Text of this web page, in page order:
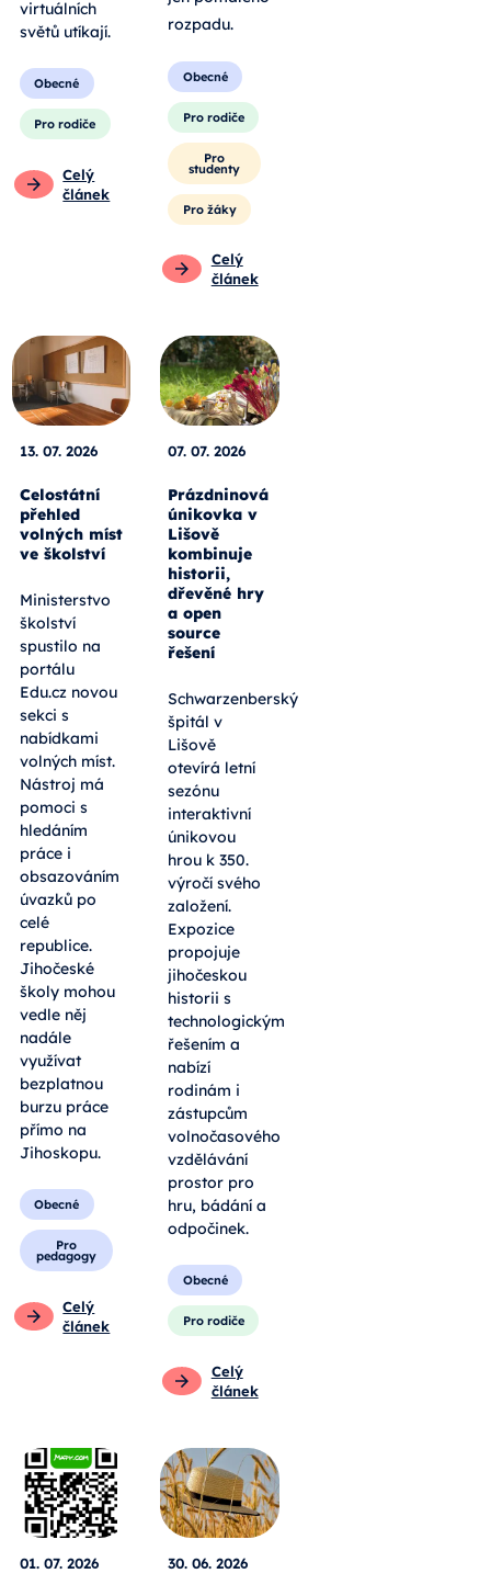
virtuálních
světů utíkají.
Obecné
Pro rodiče
Celý
článek
rozpadu.
Obecné
Pro rodiče
Pro
studenty
Pro žáky
Celý
článek
13. 07. 2026
Celostátní
přehled
volných míst
ve školství
Ministerstvo
školství
spustilo na
portálu
Edu.cz novou
sekci s
nabídkami
volných míst.
Nástroj má
pomoci s
hledáním
práce i
obsazováním
úvazků po
celé
republice.
Jihočeské
školy mohou
vedle něj
nadále
využívat
bezplatnou
burzu práce
přímo na
Jihoskopu.
Obecné
Pro
pedagogy
Celý
článek
07. 07. 2026
Prázdninová
únikovka v
Lišově
kombinuje
historii,
dřevěné hry
a open
source
řešení
Schwarzenberský
špitál v
Lišově
otevírá letní
sezónu
interaktivní
únikovou
hrou k 350.
výročí svého
založení.
Expozice
propojuje
jihočeskou
historii s
technologickým
řešením a
nabízí
rodinám i
zástupcům
volnočasového
vzdělávání
prostor pro
hru, bádání a
odpočinek.
Obecné
Pro rodiče
Celý
článek
01. 07. 2026 30. 06. 2026